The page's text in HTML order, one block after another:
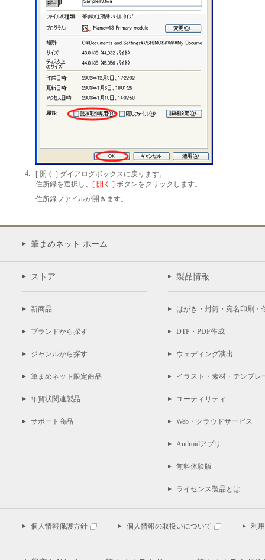
4.
[ 開く ] ダイアログボックスに戻ります。
住所録を選択し、 [ 開く ] ボタンをクリックします。
住所録ファイルが開きます。
筆まめネット ホーム
ストア
新商品
ブランドから探す
ジャンルから探す
筆まめネット限定商品
年賀状関連製品
サポート商品
製品情報
はがき・封筒・宛名印刷・
DTP・PDF作成
ウェディング演出
イラスト・素材・テンプレ
ユーティリティ
Web・クラウドサービス
Androidアプリ
無料体験版
ライセンス製品とは
個人情報保護方針 個人情報の取扱いについて 利